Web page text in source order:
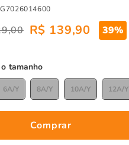
G7026014600
,00 R$ 139,90 39%
tamanho
6A/Y 8A/Y 10A/Y 12A/Y
Comprar